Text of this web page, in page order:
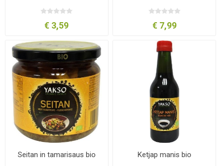
€ 3,59 € 7,99
Seitan in tamarisaus bio Ketjap manis bio